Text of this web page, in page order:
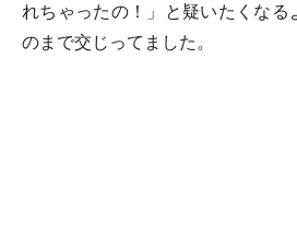
れちゃったの！」と疑いたくなる
のまで交じってました。